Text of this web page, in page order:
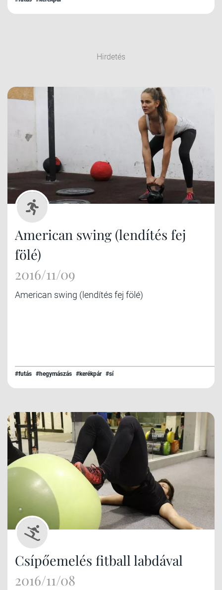
Hirdetés
American swing (lendítés fej
fölé)
2016/11/09
American swing (lendítés fej fölé)
#futás #hegymászás #kerékpár #sí
Csípőemelés fitball labdával
2016/11/08